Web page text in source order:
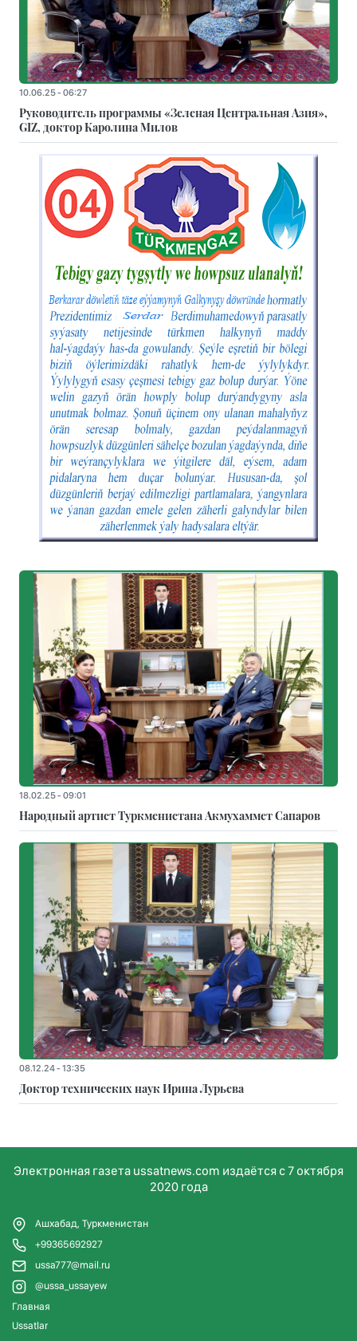
10.06.25 - 06:27
Руководитель программы «Зеленая Центральная Азия»,
GIZ, доктор Каролина Милов
18.02.25 - 09:01
Народный артист Туркменистана Акмухаммет Сапаров
08.12.24 - 13:35
Доктор технических наук Ирина Лурьева
Электронная газета ussatnews.com издаётся с 7 октября
2020 года
Ашхабад, Туркменистан
+99365692927
ussa777@mail.ru
@ussa_ussayew
Главная
Ussatlar